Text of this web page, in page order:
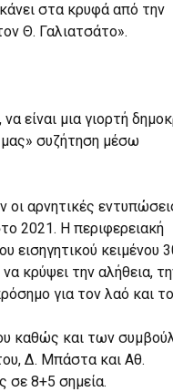
στα κρυφά από την
Θ. Γαλιατσάτο».
είναι μια γιορτή
συζήτηση μέσω
οι αρνητικές
2021. Η περιφερειακή
εισηγητικού κειμένου
κρύψει την αλήθεια,
για τον λαό και
καθώς και των
Δ. Μπάστα και Αθ.
σε 8+5 σημεία.